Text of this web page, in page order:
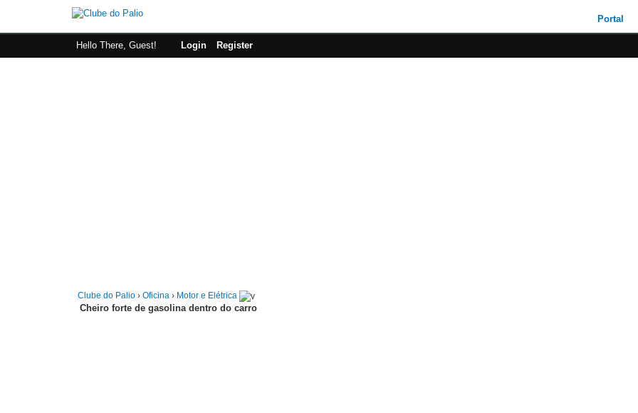
Portal
Hello There, Guest! Login Register
Clube do Palio ›Oficina › Motor e Elétrica
Cheiro forte de gasolina dentro do carro